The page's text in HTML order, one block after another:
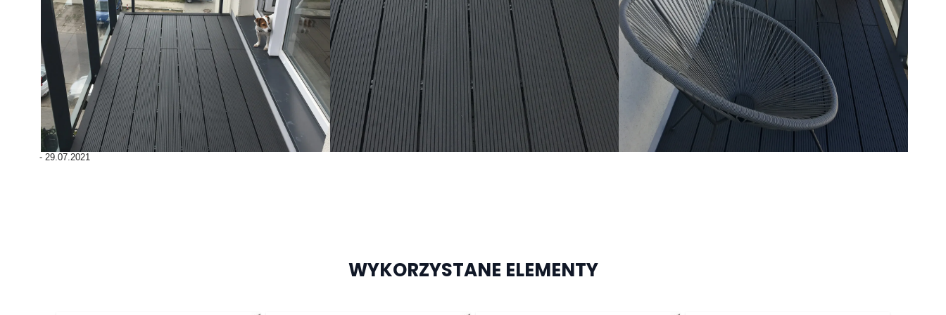
Deska Bezszwowa
Deska Solid ASA
Deski Schodowe
Legary
Listwy Maskujące
Akcesoria
Legary
Wkręty
Kołki montażowe
BALUSTRADY
MEBLE OGRODOWE
PERGOLE
HYDROIZOLACJA
OŚWIETLENIE TARASOWE
- 29.07.2021
WYKORZYSTANE ELEMENTY